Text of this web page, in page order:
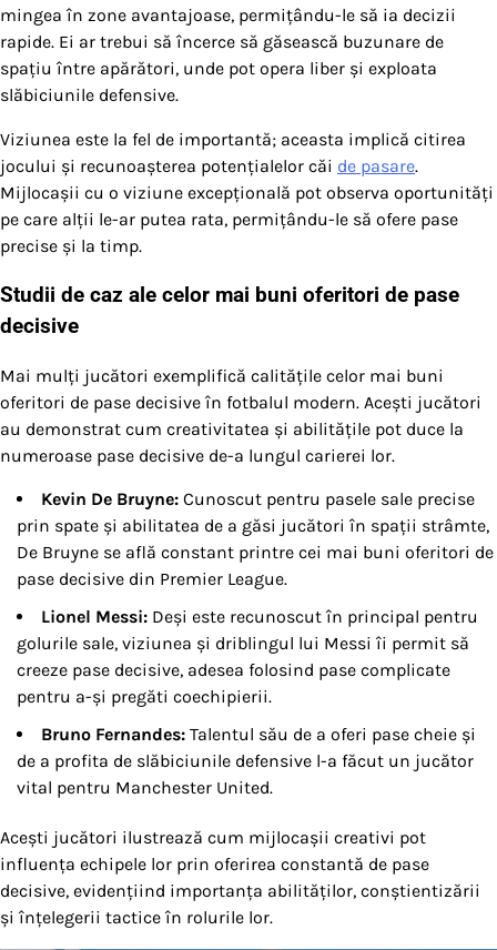
mingea în zone avantajoase, permițându-le să ia decizii
rapide. Ei ar trebui să încerce să găsească buzunare de
spațiu între apărători, unde pot opera liber și exploata
slăbiciunile defensive.
Viziunea este la fel de importantă; aceasta implică citirea
jocului și recunoașterea potențialelor căi de pasare.
Mijlocașii cu o viziune excepțională pot observa oportunități
pe care alții le-ar putea rata, permițându-le să ofere pase
precise și la timp.
Studii de caz ale celor mai buni oferitori de pase
decisive
Mai mulți jucători exemplifică calitățile celor mai buni
oferitori de pase decisive în fotbalul modern. Acești jucători
au demonstrat cum creativitatea și abilitățile pot duce la
numeroase pase decisive de-a lungul carierei lor.
Kevin De Bruyne: Cunoscut pentru pasele sale precise
prin spate și abilitatea de a găsi jucători în spații strâmte,
De Bruyne se află constant printre cei mai buni oferitori de
pase decisive din Premier League.
Lionel Messi: Deși este recunoscut în principal pentru
golurile sale, viziunea și driblingul lui Messi îi permit să
creeze pase decisive, adesea folosind pase complicate
pentru a-și pregăti coechipierii.
Bruno Fernandes: Talentul său de a oferi pase cheie și
de a profita de slăbiciunile defensive l-a făcut un jucător
vital pentru Manchester United.
Acești jucători ilustrează cum mijlocașii creativi pot
influența echipele lor prin oferirea constantă de pase
decisive, evidențiind importanța abilităților, conștientizării
și înțelegerii tactice în rolurile lor.